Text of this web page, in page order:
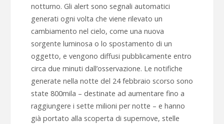
notturno. Gli alert sono segnali automatici
generati ogni volta che viene rilevato un
cambiamento nel cielo, come una nuova
sorgente luminosa o lo spostamento di un
oggetto, e vengono diffusi pubblicamente entro
circa due minuti dall’osservazione. Le notifiche
generate nella notte del 24 febbraio scorso sono
state 800mila – destinate ad aumentare fino a
raggiungere i sette milioni per notte – e hanno
già portato alla scoperta di supernove, stelle